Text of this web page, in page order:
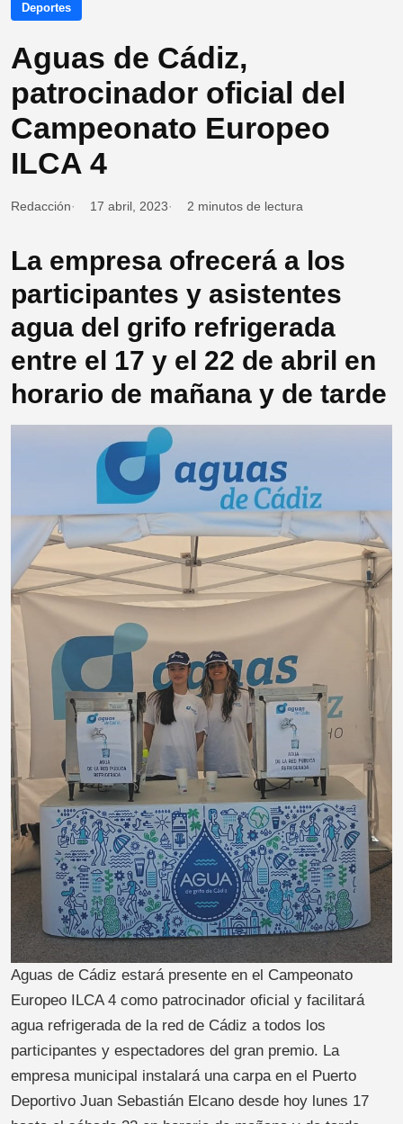
Deportes
Aguas de Cádiz,
patrocinador oficial del
Campeonato Europeo
ILCA 4
Redacción 17 abril, 2023 2 minutos de lectura
La empresa ofrecerá a los
participantes y asistentes
agua del grifo refrigerada
entre el 17 y el 22 de abril en
horario de mañana y de tarde
Aguas de Cádiz estará presente en el Campeonato
Europeo ILCA 4 como patrocinador oficial y facilitará
agua refrigerada de la red de Cádiz a todos los
participantes y espectadores del gran premio. La
empresa municipal instalará una carpa en el Puerto
Deportivo Juan Sebastián Elcano desde hoy lunes 17